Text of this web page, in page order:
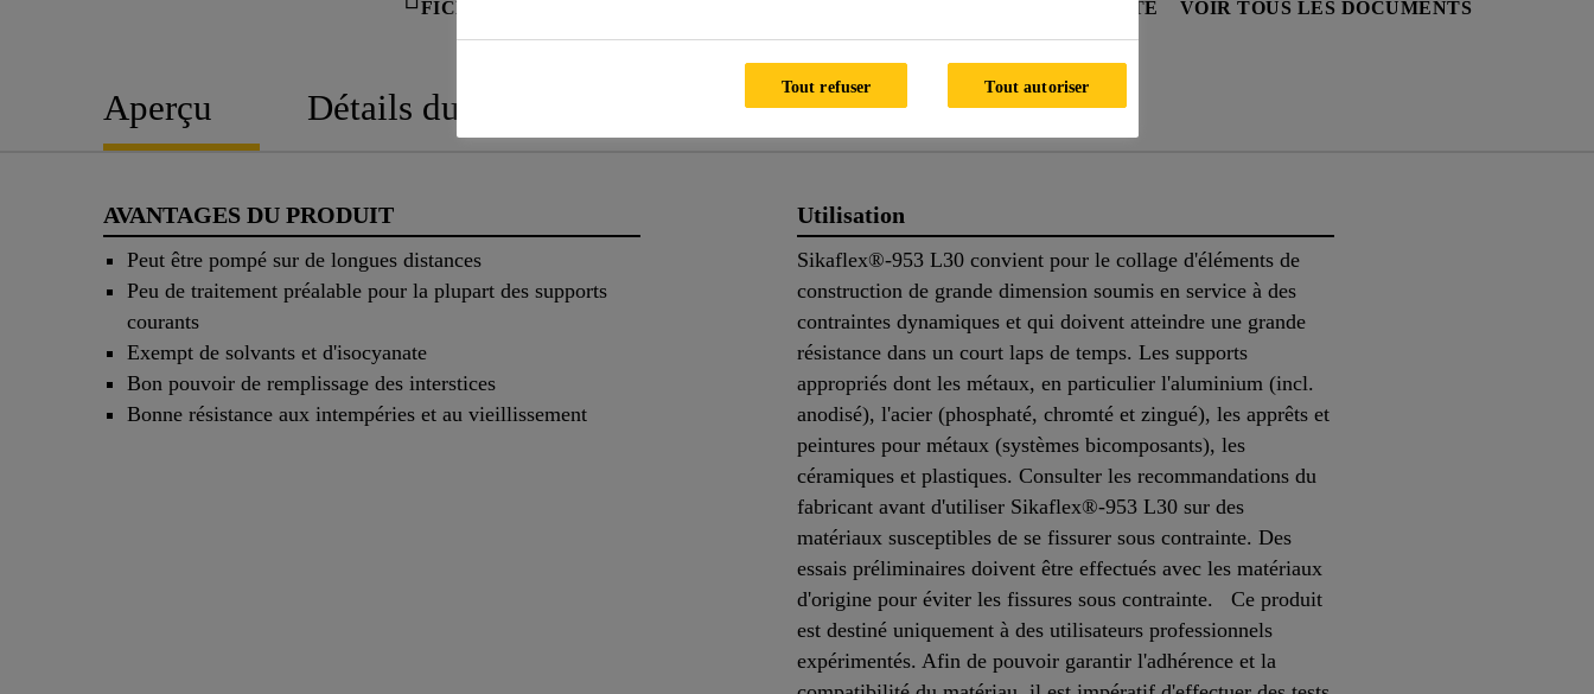
FICHE TECHNIQUE DU PRODUIT FICHES DE DONNÉES DE SÉCURITÉ VOIR TOUS LES DOCUMENTS
Aperçu Détails du produit Application Documents
AVANTAGES DU PRODUIT
Peut être pompé sur de longues distances
Peu de traitement préalable pour la plupart des supports
courants
Exempt de solvants et d'isocyanate
Bon pouvoir de remplissage des interstices
Bonne résistance aux intempéries et au vieillissement
Utilisation
Sikaflex®-953 L30 convient pour le collage d'éléments de
construction de grande dimension soumis en service à des
contraintes dynamiques et qui doivent atteindre une grande
résistance dans un court laps de temps. Les supports
appropriés dont les métaux, en particulier l'aluminium (incl.
anodisé), l'acier (phosphaté, chromté et zingué), les apprêts et
peintures pour métaux (systèmes bicomposants), les
céramiques et plastiques. Consulter les recommandations du
fabricant avant d'utiliser Sikaflex®-953 L30 sur des
matériaux susceptibles de se fissurer sous contrainte. Des
essais préliminaires doivent être effectués avec les matériaux
d'origine pour éviter les fissures sous contrainte. Ce produit
est destiné uniquement à des utilisateurs professionnels
expérimentés. Afin de pouvoir garantir l'adhérence et la
Tout refuser Tout autoriser